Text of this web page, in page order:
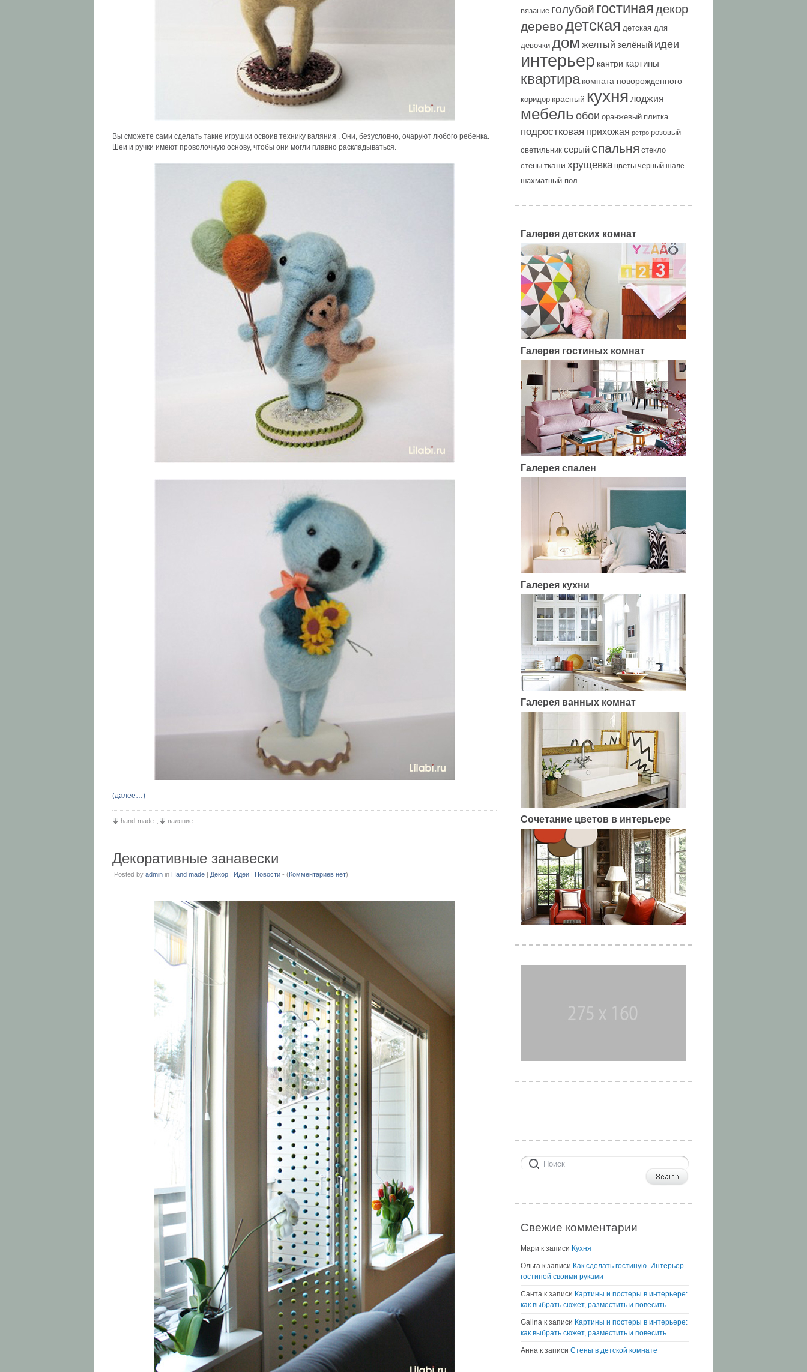
Вы сможете сами сделать такие игрушки освоив технику валяния . Они, безусловно, очаруют любого ребенка.
Шеи и ручки имеют проволочную основу, чтобы они могли плавно раскладываться.
(далее…)
hand-made валяние
Декоративные занавески
Posted by admin in Hand made | Декор | Идеи | Новости - (Комментариев нет)
вязание голубой гостинаядекор
дереводетская детская для
девочки дом желтый зелёный идеи
интерьер кантри картины
квартира комната новорожденного
коридор красный кухня лоджия
мебель обои оранжевый плитка
подростковая прихожая ретро розовый
светильник серый спальня стекло
стены ткани хрущевка цветы черный шале
шахматный пол
Галерея детских комнат
Галерея гостиных комнат
Галерея спален
Галерея кухни
Галерея ванных комнат
Сочетание цветов в интерьере
Свежие комментарии
Мари к записи Кухня
Ольга к записи Как сделать гостиную. Интерьер
гостиной своими руками
Санта к записи Картины и постеры в интерьере:
как выбрать сюжет, разместить и повесить
Galina к записи Картины и постеры в интерьере:
как выбрать сюжет, разместить и повесить
Анна к записи Стены в детской комнате